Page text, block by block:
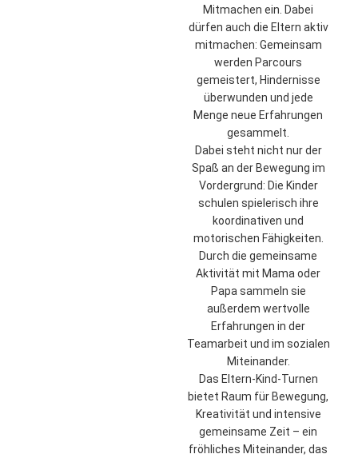
Mitmachen ein. Dabei
dürfen auch die Eltern aktiv
mitmachen: Gemeinsam
werden Parcours
gemeistert, Hindernisse
überwunden und jede
Menge neue Erfahrungen
gesammelt.
Dabei steht nicht nur der
Spaß an der Bewegung im
Vordergrund: Die Kinder
schulen spielerisch ihre
koordinativen und
motorischen Fähigkeiten.
Durch die gemeinsame
Aktivität mit Mama oder
Papa sammeln sie
außerdem wertvolle
Erfahrungen in der
Teamarbeit und im sozialen
Miteinander.
Das Eltern-Kind-Turnen
bietet Raum für Bewegung,
Kreativität und intensive
gemeinsame Zeit – ein
fröhliches Miteinander, das